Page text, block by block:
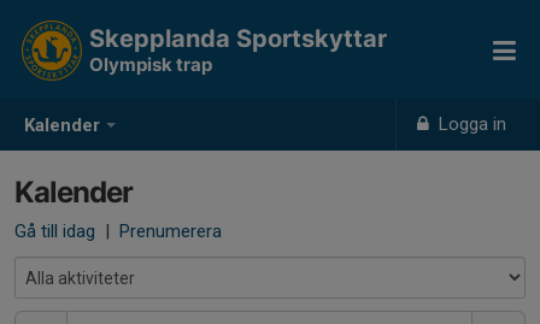
Kalender Logga in
Skepplanda Sportskyttar
Olympisk trap
Kalender
Gå till idag | Prenumerera